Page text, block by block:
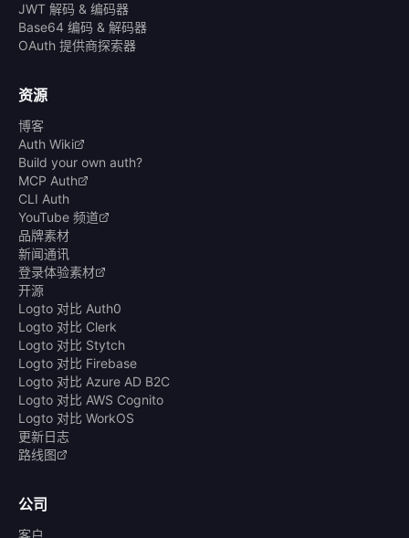
JWT 解码 & 编码器
Base64 编码 & 解码器
OAuth 提供商探索器
资源
博客
Auth Wiki
Build your own auth?
MCP Auth
CLI Auth
YouTube 频道
品牌素材
新闻通讯
登录体验素材
开源
Logto 对比 Auth0
Logto 对比 Clerk
Logto 对比 Stytch
Logto 对比 Firebase
Logto 对比 Azure AD B2C
Logto 对比 AWS Cognito
Logto 对比 WorkOS
更新日志
路线图
公司
客户